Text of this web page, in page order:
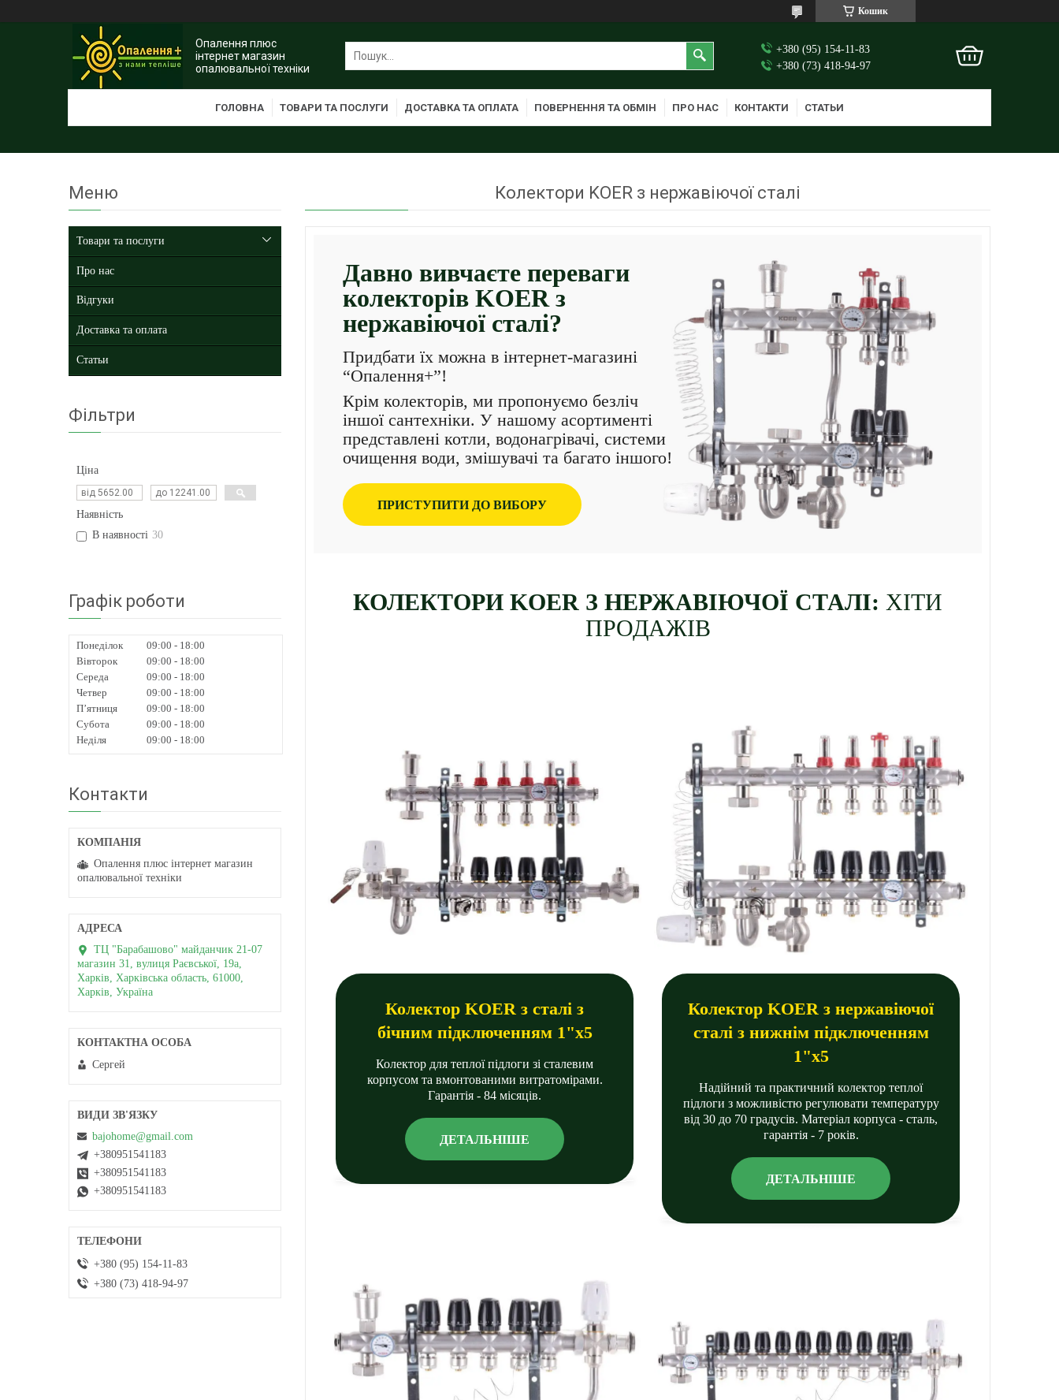
Кошик
Опалення плюс
інтернет магазин
опалювальної техніки
+380 (95) 154-11-83
+380 (73) 418-94-97
ГОЛОВНА ТОВАРИ ТА ПОСЛУГИ ДОСТАВКА ТА ОПЛАТА ПОВЕРНЕННЯ ТА ОБМІН ПРО НАС КОНТАКТИ СТАТЬИ
Колектори KOER з нержавіючої сталі
Давно вивчаєте переваги
колекторів KOER з
нержавіючої сталі?
Придбати їх можна в інтернет-магазині
“Опалення+”!
Крім колекторів, ми пропонуємо безліч
іншої сантехніки. У нашому асортименті
представлені котли, водонагрівачі, системи
очищення води, змішувачі та багато іншого!
ПРИСТУПИТИ ДО ВИБОРУ
КОЛЕКТОРИ KOER З НЕРЖАВІЮЧОЇ СТАЛІ: ХІТИ
ПРОДАЖІВ
Колектор KOER з сталі з
бічним підключенням 1"х5
Колектор для теплої підлоги зі сталевим
корпусом та вмонтованими витратомірами.
Гарантія - 84 місяців.
ДЕТАЛЬНІШЕ
Колектор KOER з нержавіючої
сталі з нижнім підключенням
1"х5
Надійний та практичний колектор теплої
підлоги з можливістю регулювати температуру
від 30 до 70 градусів. Матеріал корпуса - сталь,
гарантія - 7 років.
ДЕТАЛЬНІШЕ
Товари та послуги
Про нас
Відгуки
Доставка та оплата
Статьи
Фільтри
Ціна
Наявність
В наявності 30
Графік роботи
Понеділок 09:00
18:00
Вівторок
09:00
18:00
Середа
09:00
18:00
Четвер
09:00
18:00
Пʼятниця
09:00
18:00
Субота
09:00
18:00
Неділя
09:00 18:00
Контакти
Опалення плюс інтернет магазин
опалювальної техніки
ТЦ "Барабашово" майданчик 21-07
магазин 31, вулиця Раєвської, 19а,
Харків, Харківська область, 61000,
Харків, Україна
Сергей
bajohome@gmail.com
+380951541183
+380951541183
+380951541183
+380 (95) 154-11-83
+380 (73) 418-94-97